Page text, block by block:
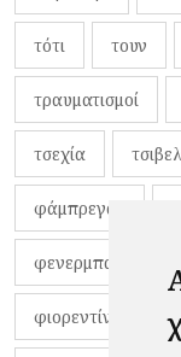
τότι τουν
τραυματισμοί
τσεχία
φάμπρεγας
φενερμπαχτσέ
φιορεντίνα